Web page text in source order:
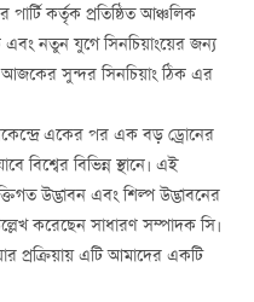
কর্তৃক প্রতিষ্ঠিত আঞ্চলিক
এবং নতুন যুগে সিনচিয়াংয়ের জন্য
আজকের সুন্দর সিনচিয়াং ঠিক এর
একের পর এক বড় ড্রোনের
বিশ্বের বিভিন্ন স্থানে। এই
উদ্ভাবন এবং শিল্প উদ্ভাবনের
করেছেন সাধারণ সম্পাদক সি।
প্রক্রিয়ায় এটি আমাদের একটি